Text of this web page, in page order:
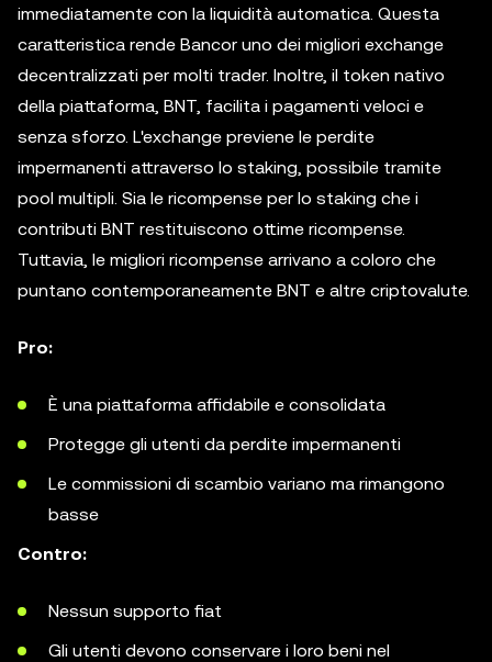
immediatamente con la liquidità automatica. Questa
caratteristica rende Bancor uno dei migliori exchange
decentralizzati per molti trader. Inoltre, il token nativo
della piattaforma, BNT, facilita i pagamenti veloci e
senza sforzo. L'exchange previene le perdite
impermanenti attraverso lo staking, possibile tramite
pool multipli. Sia le ricompense per lo staking che i
contributi BNT restituiscono ottime ricompense.
Tuttavia, le migliori ricompense arrivano a coloro che
puntano contemporaneamente BNT e altre criptovalute.
Pro:
È una piattaforma affidabile e consolidata
Protegge gli utenti da perdite impermanenti
Le commissioni di scambio variano ma rimangono
basse
Contro:
Nessun supporto fiat
Gli utenti devono conservare i loro beni nel